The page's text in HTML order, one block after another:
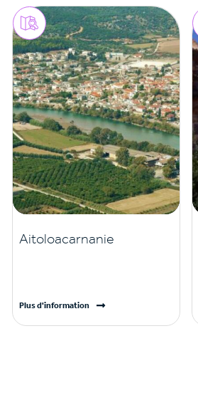
Aitoloacarnanie
Plus d'information